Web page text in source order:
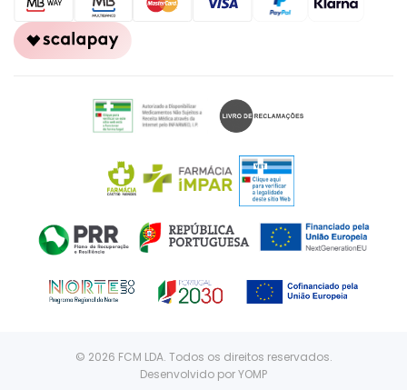
© 2026 FCM LDA. Todos os direitos reservados.
Desenvolvido porYOMP